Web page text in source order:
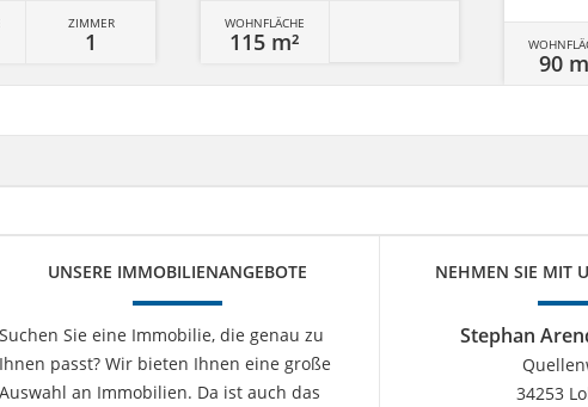
ZIMMER
1
WOHNFLÄCHE
115 m²
90
UNSERE IMMOBILIENANGEBOTE
Suchen Sie eine Immobilie, die genau zu
Ihnen passt? Wir bieten Ihnen eine große
Auswahl an Immobilien. Da ist auch das
NEHMEN SIE MIT
Stephan
34253